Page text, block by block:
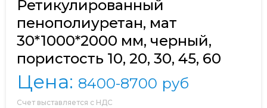
Ретикулированный
пенополиуретан, мат
30*1000*2000 мм, черный,
пористость 10, 20, 30, 45, 60
Цена: 8400-8700 руб
Счет выставляется с НДС